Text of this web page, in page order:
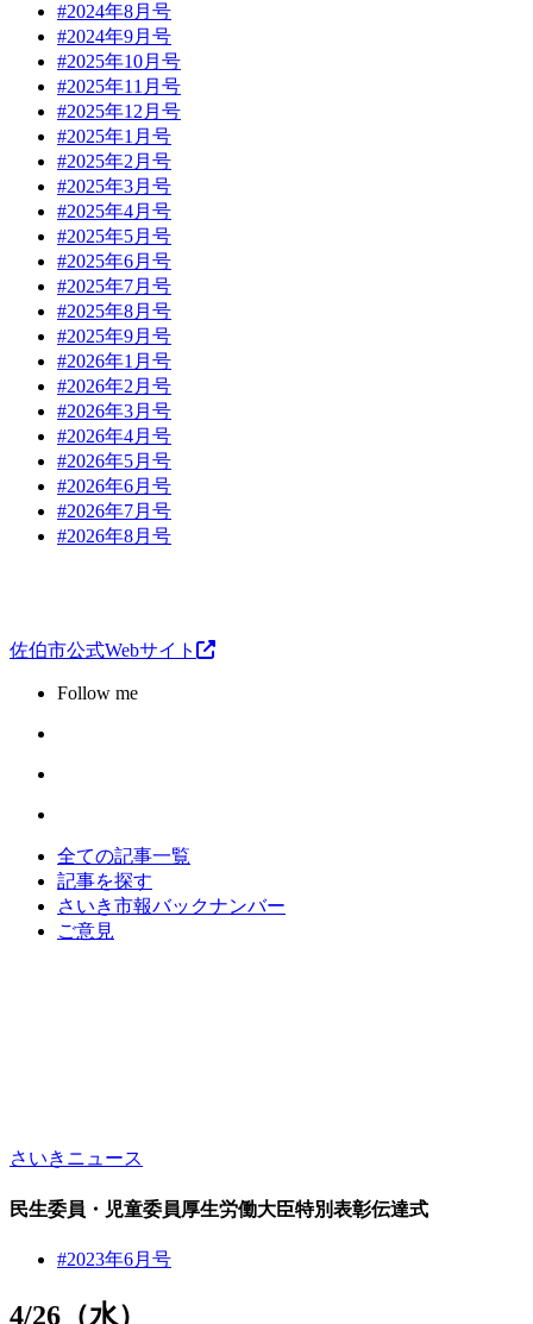
#2024年8月号
#2024年9月号
#2025年10月号
#2025年11月号
#2025年12月号
#2025年1月号
#2025年2月号
#2025年3月号
#2025年4月号
#2025年5月号
#2025年6月号
#2025年7月号
#2025年8月号
#2025年9月号
#2026年1月号
#2026年2月号
#2026年3月号
#2026年4月号
#2026年5月号
#2026年6月号
#2026年7月号
#2026年8月号
佐伯市公式Webサイト
Follow me
全ての記事一覧
記事を探す
さいき市報バックナンバー
ご意見
さいきニュース
民生委員・児童委員厚生労働大臣特別表彰伝達式
#2023年6月号
4/26（水）